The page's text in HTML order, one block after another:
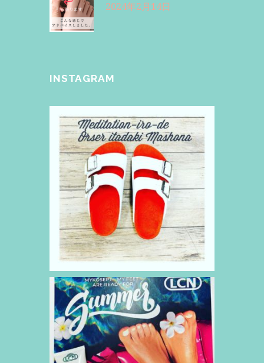
2024年2月14日
INSTAGRAM